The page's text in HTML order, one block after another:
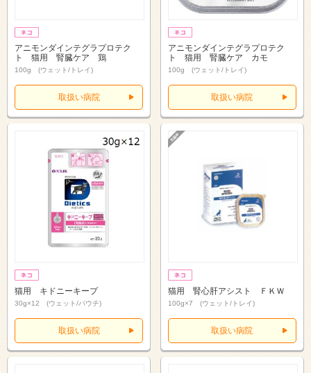
アニモンダインテグラプロテク
ト 猫用 腎臓ケア 鶏
100g (ウェット/トレイ)
取扱い病院
アニモンダインテグラプロテク
ト 猫用 腎臓ケア カモ
100g (ウェット/トレイ)
取扱い病院
猫用 キドニーキープ
30g×12 (ウェット/パウチ)
取扱い病院
猫用 腎心肝アシスト ＦＫＷ
100g×7 (ウェット/トレイ)
取扱い病院